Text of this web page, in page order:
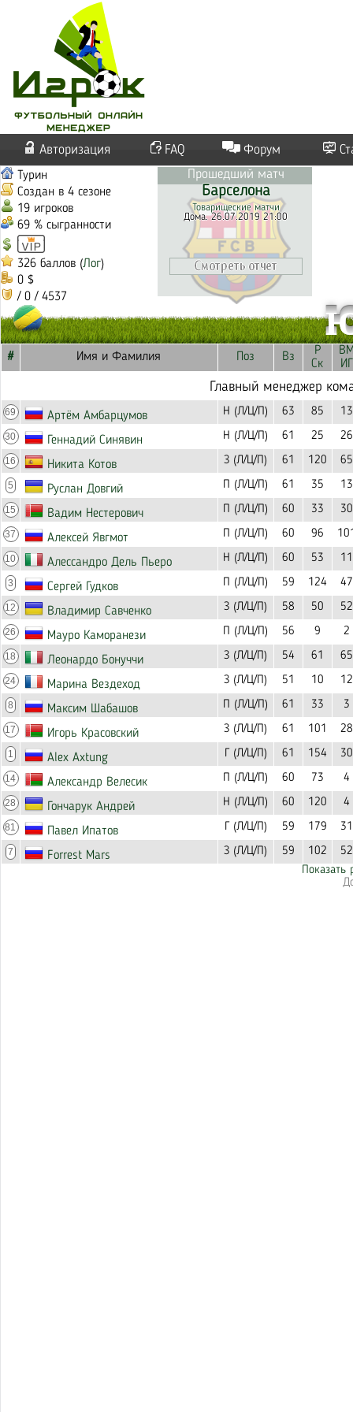
Авторизация FAQ Форум
Турин
Создан в 4 сезоне
19 игроков
69 % сыгранности
326 баллов (Лог)
0 $
/ 0 / 4537
Прошедший матч
Барселона
Товарищеские матчи
Дома. 26.07.2019 21:00
# Имя и Фамилия Поз Вз
Р
Ск
ИГ
Главный менеджер
69 Артём Амбарцумов Н (Л/Ц/П) 63 85 13
30 Геннадий Синявин Н (Л/Ц/П) 61 25 26
16 Никита Котов З (Л/Ц/П) 61 120 65
5 Руслан Довгий П (Л/Ц/П) 61 35 13
15 Вадим Нестерович П (Л/Ц/П) 60 33 30
37 Алексей Явгмот П (Л/Ц/П) 60 96
10 Алессандро Дель Пьеро Н (Л/Ц/П) 60 53 11
3 Сергей Гудков П (Л/Ц/П) 59 124 47
12 Владимир Савченко З (Л/Ц/П) 58 50 52
26 Мауро Каморанези П (Л/Ц/П) 56 9 2
18 Леонардо Бонуччи З (Л/Ц/П) 54 61 65
24 Марина Вездеход З (Л/Ц/П) 51 10 12
8 Максим Шабашов П (Л/Ц/П) 61 33 3
17 Игорь Красовский З (Л/Ц/П) 61 101 28
1 Alex Axtung Г (Л/Ц/П) 61 154 30
14 Александр Велесик П (Л/Ц/П) 60 73 4
28 Гончарук Андрей Н (Л/Ц/П) 60 120 4
81 Павел Ипатов Г (Л/Ц/П) 59 179 31
7 Forrest Mars З (Л/Ц/П) 59 102
52
Показать